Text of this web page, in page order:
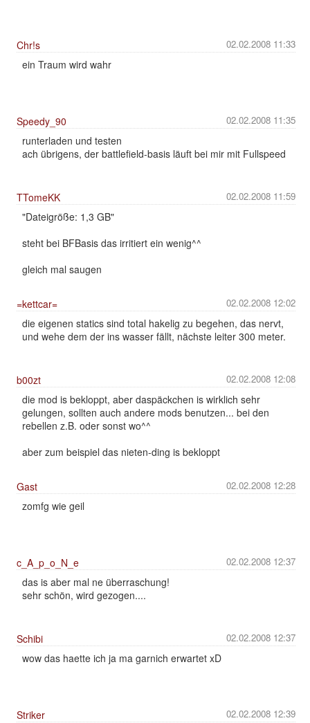
02.02.2008 11:33
Chr!s
ein Traum wird wahr
02.02.2008 11:35
Speedy_90
runterladen und testen
ach übrigens, der battlefield-basis läuft bei mir mit Fullspeed
02.02.2008 11:59
TTomeKK
"Dateigröße: 1,3 GB"
steht bei BFBasis das irritiert ein wenig^^
gleich mal saugen
02.02.2008 12:02
=kettcar=
die eigenen statics sind total hakelig zu begehen, das nervt,
und wehe dem der ins wasser fällt, nächste leiter 300 meter.
02.02.2008 12:08
b00zt
die mod is bekloppt, aber daspäckchen is wirklich sehr
gelungen, sollten auch andere mods benutzen... bei den
rebellen z.B. oder sonst wo^^
aber zum beispiel das nieten-ding is bekloppt
02.02.2008 12:28
Gast
zomfg wie geil
02.02.2008 12:37
c_A_p_o_N_e
das is aber mal ne überraschung!
sehr schön, wird gezogen....
02.02.2008 12:37
Schibi
wow das haette ich ja ma garnich erwartet xD
02.02.2008 12:39
Striker